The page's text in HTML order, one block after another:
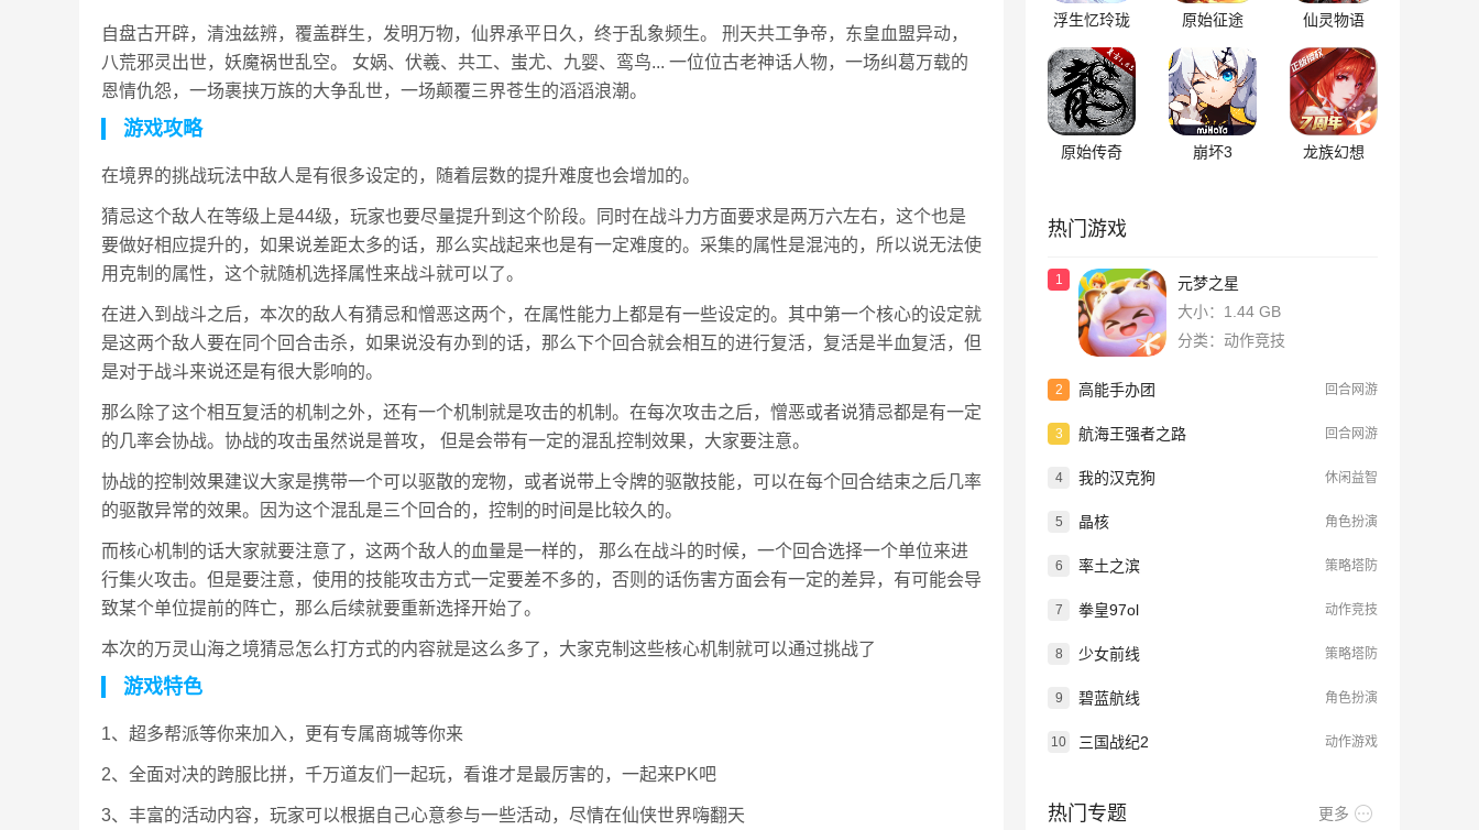
自盘古开辟，清浊兹辨，覆盖群生，发明万物，仙界承平日久，终于乱象频生。 刑天共工争帝，东皇血盟异动，
八荒邪灵出世，妖魔祸世乱空。 女娲、伏羲、共工、蚩尤、九婴、鸾鸟... 一位位古老神话人物，一场纠葛万载的
恩情仇怨，一场裹挟万族的大争乱世，一场颠覆三界苍生的滔滔浪潮。
游戏攻略
在境界的挑战玩法中敌人是有很多设定的，随着层数的提升难度也会增加的。
猜忌这个敌人在等级上是44级，玩家也要尽量提升到这个阶段。同时在战斗力方面要求是两万六左右，这个也是
要做好相应提升的，如果说差距太多的话，那么实战起来也是有一定难度的。采集的属性是混沌的，所以说无法使
用克制的属性，这个就随机选择属性来战斗就可以了。
在进入到战斗之后，本次的敌人有猜忌和憎恶这两个，在属性能力上都是有一些设定的。其中第一个核心的设定就
是这两个敌人要在同个回合击杀，如果说没有办到的话，那么下个回合就会相互的进行复活，复活是半血复活，但
是对于战斗来说还是有很大影响的。
那么除了这个相互复活的机制之外，还有一个机制就是攻击的机制。在每次攻击之后，憎恶或者说猜忌都是有一定
的几率会协战。协战的攻击虽然说是普攻， 但是会带有一定的混乱控制效果，大家要注意。
协战的控制效果建议大家是携带一个可以驱散的宠物，或者说带上令牌的驱散技能，可以在每个回合结束之后几率
的驱散异常的效果。因为这个混乱是三个回合的，控制的时间是比较久的。
而核心机制的话大家就要注意了，这两个敌人的血量是一样的， 那么在战斗的时候，一个回合选择一个单位来进
行集火攻击。但是要注意，使用的技能攻击方式一定要差不多的，否则的话伤害方面会有一定的差异，有可能会导
致某个单位提前的阵亡，那么后续就要重新选择开始了。
本次的万灵山海之境猜忌怎么打方式的内容就是这么多了，大家克制这些核心机制就可以通过挑战了
游戏特色
1、超多帮派等你来加入，更有专属商城等你来
2、全面对决的跨服比拼，千万道友们一起玩，看谁才是最厉害的，一起来PK吧
3、丰富的活动内容，玩家可以根据自己心意参与一些活动，尽情在仙侠世界嗨翻天
浮生忆玲珑 原始征途 仙灵物语
原始传奇 崩坏3 龙族幻想
热门游戏
1
元梦之星
大小：1.44 GB
分类：动作竞技
2 高能手办团 回合网游
3 航海王强者之路 回合网游
4 我的汉克狗 休闲益智
5 晶核 角色扮演
6 率土之滨 策略塔防
7 拳皇97ol 动作竞技
8 少女前线 策略塔防
9 碧蓝航线 角色扮演
10 三国战纪2 动作游戏
热门专题 更多